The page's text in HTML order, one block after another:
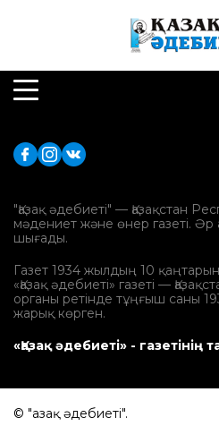
"Қазақ әдебиеті" — Қазақстан
мәдениет және өнер газеті. Әр
шығады.
Газет 1934 жылдың 10
«Қазақ әдебиеті» газеті —
органы ретінде тұңғыш саны
жарық көрген.
«Қазақ әдебиеті» - газетінің
© "Қазақ әдебиеті".